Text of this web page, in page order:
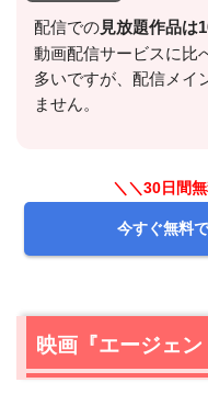
出典:
＼＼31日間
配信での⾒放題作品は
動画配信サービスに比
多いですが、配信メイ
ません。
＼＼30日間
今すぐ無料
映画『エージェ